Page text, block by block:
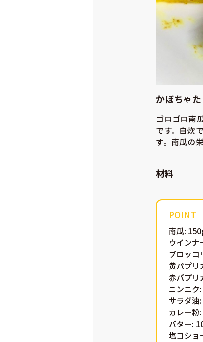
かぼちゃ
ゴロゴロ南
です。自炊
す。南瓜の
材料
南瓜:
ウインナ
ブロッコ
黄パプリ
赤パプリ
ニンニク:
サラダ油
カレー粉
バター:
塩コショ